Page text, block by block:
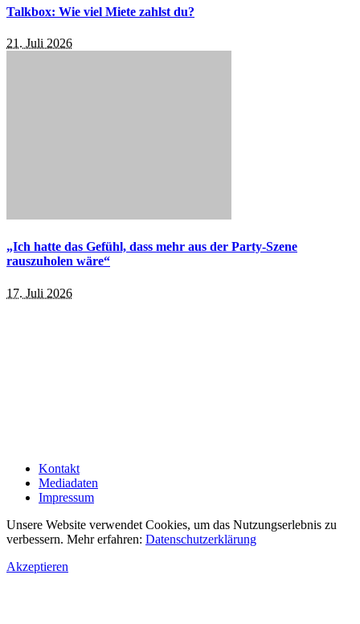
Talkbox: Wie viel Miete zahlst du?
21. Juli 2026
„Ich hatte das Gefühl, dass mehr aus der Party-Szene
rauszuholen wäre“
17. Juli 2026
Kontakt
Mediadaten
Impressum
Unsere Website verwendet Cookies, um das Nutzungserlebnis zu
verbessern. Mehr erfahren: Datenschutzerklärung
Akzeptieren